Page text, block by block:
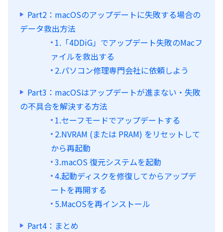
Part2：macOSのアップデートに失敗する場合の
データ救出方法
1.「4DDiG」でアップデート失敗のMacフ
ァイルを救出する
2.パソコン修理専門会社に依頼しよう
Part3：macOSはアップデートが進まない・失敗
の不具合を解決する方法
1.セーフモードでアップデートする
2.NVRAM (または PRAM) をリセットして
から再起動
3.macOS 復元システムを起動
4.起動ディスクを修復してからアップデ
ートを再開する
5.MacOSを再インストール
Part4：まとめ